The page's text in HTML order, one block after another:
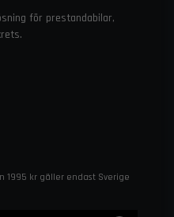
för prestandabilar,
1995 kr gäller endast Sverige